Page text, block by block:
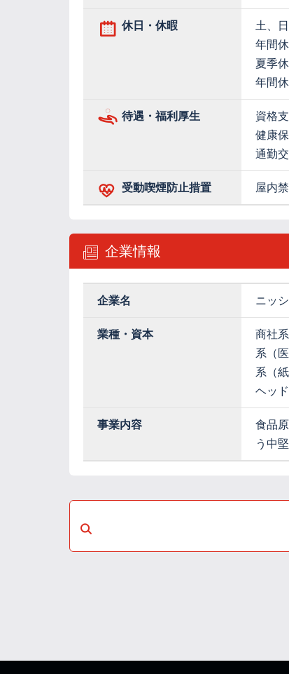
休日・休暇
土、
年間
夏季
年間
待遇・福利厚生
資格
健康
通勤
受動喫煙防止措置 屋内
企業情報
企業名 ニッ
業種・資本
商社
系（
系（
ヘッ
事業内容
食品
う中